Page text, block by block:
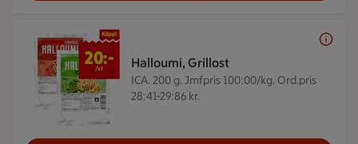
Halloumi, Grillost
ICA. 200 g. Jmfpris 100:00/kg. Ord.pris
28:41-29:86 kr.
20 kr/st
20:-
/st